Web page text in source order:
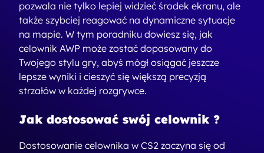
pozwala nie tylko lepiej widzieć środek ekranu, ale
także szybciej reagować na dynamiczne sytuacje
na mapie. W tym poradniku dowiesz się, jak
celownik AWP może zostać dopasowany do
Twojego stylu gry, abyś mógł osiągać jeszcze
lepsze wyniki i cieszyć się większą precyzją
strzałów w każdej rozgrywce.
Jak dostosować swój celownik ?
Dostosowanie celownika w CS2 zaczyna się od